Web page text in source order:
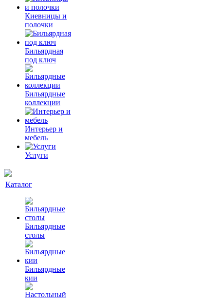
Киевницы и
полочки
Бильярдная
под ключ
Бильярдные
коллекции
Интерьер и
мебель
Услуги
Каталог
Бильярдные
столы
Бильярдные
кии